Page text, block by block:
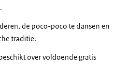
de poco-poco te dansen en
traditie.
over voldoende gratis